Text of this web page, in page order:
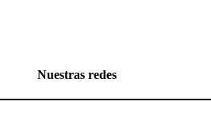
Nuestras redes